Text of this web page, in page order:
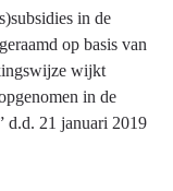
in de
op basis van
wijkt
in de
d.d. 21 januari 2019